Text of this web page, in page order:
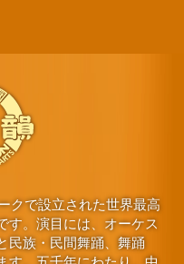
クで設立された世界最高
す。演目には、オーケス
民族・民間舞踊、舞踊